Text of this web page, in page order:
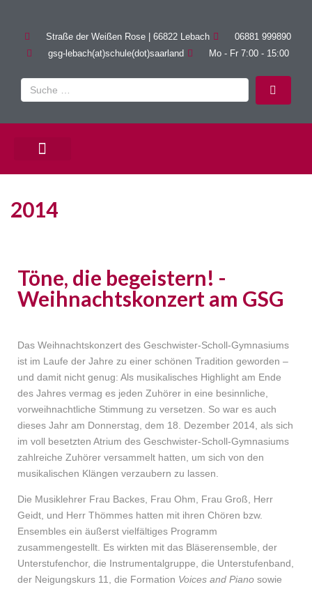
Straße der Weißen Rose | 66822 Lebach
06881 999890
gsg-lebach(at)schule(dot)saarland
Mo - Fr 7:00 - 15:00
2014
Töne, die begeistern! -
Weihnachtskonzert am GSG
Das Weihnachtskonzert des Geschwister-Scholl-Gymnasiums
ist im Laufe der Jahre zu einer schönen Tradition geworden –
und damit nicht genug: Als musikalisches Highlight am Ende
des Jahres vermag es jeden Zuhörer in eine besinnliche,
vorweihnachtliche Stimmung zu versetzen. So war es auch
dieses Jahr am Donnerstag, dem 18. Dezember 2014, als sich
im voll besetzten Atrium des Geschwister-Scholl-Gymnasiums
zahlreiche Zuhörer versammelt hatten, um sich von den
musikalischen Klängen verzaubern zu lassen.
Die Musiklehrer Frau Backes, Frau Ohm, Frau Groß, Herr
Geidt, und Herr Thömmes hatten mit ihren Chören bzw.
Ensembles ein äußerst vielfältiges Programm
zusammengestellt. Es wirkten mit das Bläserensemble, der
Unterstufenchor, die Instrumentalgruppe, die Unterstufenband,
der Neigungskurs 11, die Formation Voices and Piano sowie